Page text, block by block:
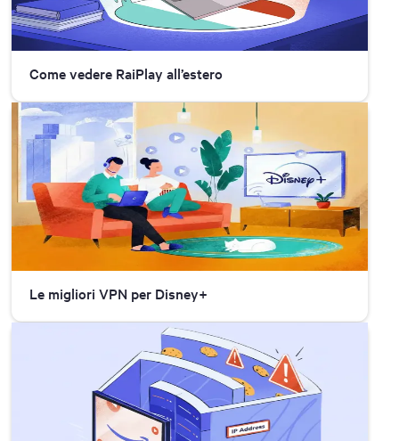
Come vedere RaiPlay all’estero
Le migliori VPN per Disney+